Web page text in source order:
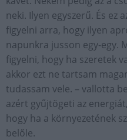
neki. Ilyen egyszerű. És ez
figyelni arra, hogy ilyen
napunkra jusson egy-egy.
figyelni, hogy ha szeretek
akkor ezt ne tartsam
tudassam vele. – vallotta
azért gyűjtögeti az
hogy ha a környezetének
belőle.